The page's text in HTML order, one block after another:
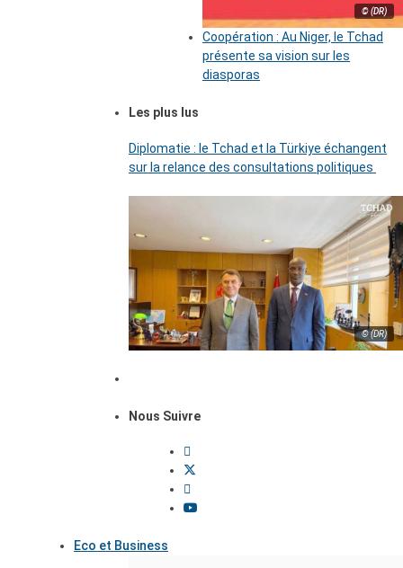
© (DR)
Coopération : Au Niger, le Tchad
présente sa vision sur les
diasporas
Les plus lus
Diplomatie : le Tchad et la Türkiye échangent
sur la relance des consultations politiques
© (DR)
Nous Suivre
Eco et Business